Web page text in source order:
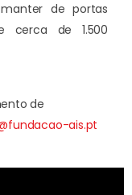
de portas
cerca de 1.500
de
ais.pt